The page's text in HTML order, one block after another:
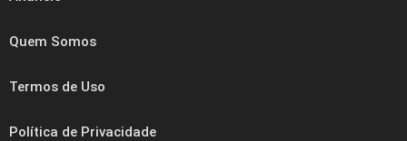
Quem Somos
Termos de Uso
Política de Privacidade